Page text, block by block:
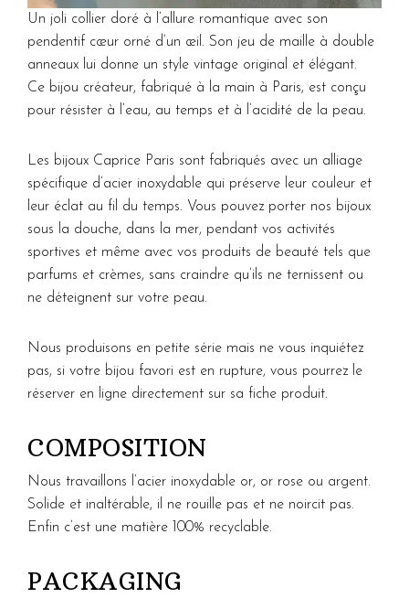
Un joli collier doré à l’allure romantique avec son
pendentif cœur orné d’un œil. Son jeu de maille à double
anneaux lui donne un style vintage original et élégant.
Ce bijou créateur, fabriqué à la main à Paris, est conçu
pour résister à l’eau, au temps et à l’acidité de la peau.
Les bijoux Caprice Paris sont fabriqués avec un alliage
spécifique d’acier inoxydable qui préserve leur couleur et
leur éclat au fil du temps. Vous pouvez porter nos bijoux
sous la douche, dans la mer, pendant vos activités
sportives et même avec vos produits de beauté tels que
parfums et crèmes, sans craindre qu’ils ne ternissent ou
ne déteignent sur votre peau.
Nous produisons en petite série mais ne vous inquiétez
pas, si votre bijou favori est en rupture, vous pourrez le
réserver en ligne directement sur sa fiche produit.
COMPOSITION
Nous travaillons l’acier inoxydable or, or rose ou argent.
Solide et inaltérable, il ne rouille pas et ne noircit pas.
Enfin c’est une matière 100% recyclable.
PACKAGING